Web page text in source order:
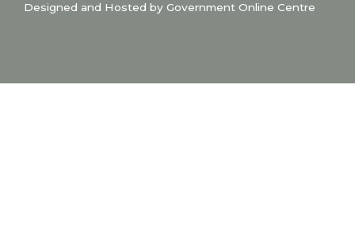
Designed and Hosted by Government Online Centre